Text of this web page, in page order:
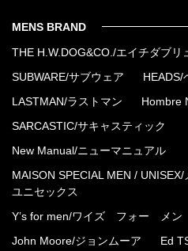
MENS BRAND
THE H.W.DOG&CO./エイチダブリ
SUBWARE/サブウェア HEADS/
LASTMAN/ラストマン Hombre
SARCASTIC/サキャスティック
New Manual/ニューマニュアル
MAISON SPECIAL MEN /
ユニセックス
Y’s for men/ワイズ フォー メン
John Moore/ジョンムーア Ed